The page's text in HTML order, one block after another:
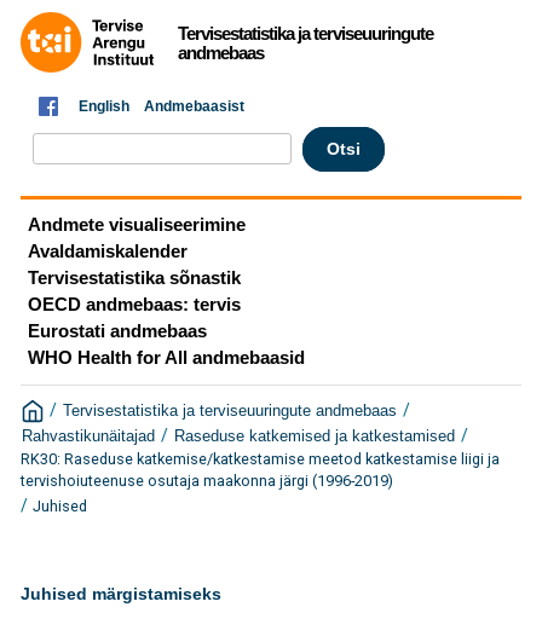
Tervisestatistika ja terviseuuringute
andmebaas
English Andmebaasist
Andmete visualiseerimine
Avaldamiskalender
Tervisestatistika sõnastik
OECD andmebaas: tervis
Eurostati andmebaas
WHO Health for All andmebaasid
/ Tervisestatistika ja terviseuuringute andmebaas /
Rahvastikunäitajad / Raseduse katkemised ja katkestamised /
RK30: Raseduse katkemise/katkestamise meetod katkestamise liigi ja
tervishoiuteenuse osutaja maakonna järgi (1996-2019)
/ Juhised
Juhised märgistamiseks